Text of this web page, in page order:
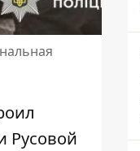
Русовой